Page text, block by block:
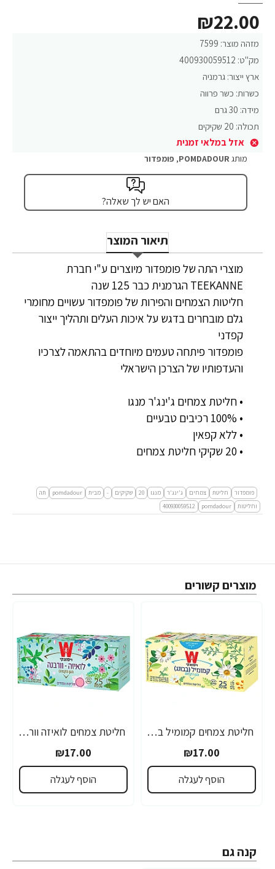
מזהה מוצר: 7599
מק"ט: 400930059512
ארץ ייצור: גרמניה
כשרות: כשר פרווה
מידה: 30 גרם
תכולה: 20 שקיקים
אזל במלאי זמנית
₪22.00
מותג POMDADOUR
, פומפדור
האם יש לך שאלה?
תיאור המוצר
מוצרי התה של פומפדור מיוצרים ע"י חברת
TEEKANNE הגרמנית כבר 125 שנה
חליטות הצמחים והפירות של פומפדור עשויים מחומרי
גלם מובחרים בדגש על איכות העלים ותהליך ייצור
קפדני
פומפדור פיתחה טעמים מיוחדים בהתאמה לצרכיו
והעדפותיו של הצרכן הישראלי
• חליטת צמחים ג'ינג'ר מנגו
• 100% רכיבים טבעיים
• ללא קפאין
• 20 שקיקי חליטת צמחים
פומפדור חליטת צמחים ג'ינג'ר מנגו 20 שקיקים - מבית pomdadour
תה
וחליטות
pomdadour
400930059512
מוצרים קשורים
חליטת צמחים קמומיל בבונג הגן הקסום ויסוצקי 25 שקיקים
₪17.00
הוסף לעגלה
חליטת צמחים לואיזה וורבנה הגן הקסום ויסוצקי 25 שקיקים
₪17.00
הוסף לעגלה
קנה גם